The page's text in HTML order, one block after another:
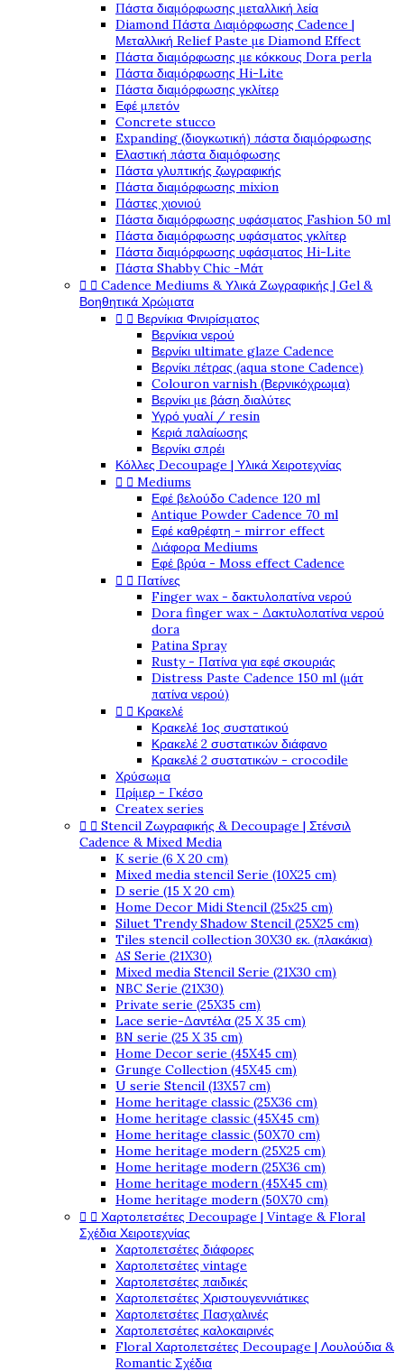
Πάστα διαμόρφωσης μεταλλική λεία
Diamond Πάστα Διαμόρφωσης Cadence |
Μεταλλική Relief Paste με Diamond Effect
Πάστα διαμόρφωσης με κόκκους Dora perla
Πάστα διαμόρφωσης Hi-Lite
Πάστα διαμόρφωσης γκλίτερ
Εφέ μπετόν
Concrete stucco
Expanding (διογκωτική) πάστα διαμόρφωσης
Ελαστική πάστα διαμόφωσης
Πάστα γλυπτικής ζωγραφικής
Πάστα διαμόρφωσης mixion
Πάστες χιονιού
Πάστα διαμόρφωσης υφάσματος Fashion 50 ml
Πάστα διαμόρφωσης υφάσματος γκλίτερ
Πάστα διαμόρφωσης υφάσματος Hi-Lite
Πάστα Shabby Chic -Μάτ
  Cadence Mediums & Υλικά Ζωγραφικής | Gel &
Βοηθητικά Χρώματα
  Βερνίκια Φινιρίσματος
Βερνίκια νερού
Βερνίκι ultimate glaze Cadence
Βερνίκι πέτρας (aqua stone Cadence)
Colouron varnish (Βερνικόχρωμα)
Βερνίκι με βάση διαλύτες
Υγρό γυαλί / resin
Κεριά παλαίωσης
Βερνίκι σπρέι
Κόλλες Decoupage | Υλικά Χειροτεχνίας
  Mediums
Εφέ βελούδο Cadence 120 ml
Antique Powder Cadence 70 ml
Εφέ καθρέφτη - mirror effect
Διάφορα Mediums
Εφέ βρύα - Moss effect Cadence
  Πατίνες
Finger wax - δακτυλοπατίνα νερού
Dora finger wax - Δακτυλοπατίνα νερού
dora
Patina Spray
Rusty - Πατίνα για εφέ σκουριάς
Distress Paste Cadence 150 ml (μάτ
πατίνα νερού)
  Κρακελέ
Κρακελέ 1ος συστατικού
Κρακελέ 2 συστατικών διάφανο
Κρακελέ 2 συστατικών - crocodile
Χρύσωμα
Πρίμερ - Γκέσο
Createx series
  Stencil Ζωγραφικής & Decoupage | Στένσιλ
Cadence & Mixed Media
K serie (6 X 20 cm)
Mixed media stencil Serie (10X25 cm)
D serie (15 X 20 cm)
Home Decor Midi Stencil (25x25 cm)
Siluet Trendy Shadow Stencil (25X25 cm)
Tiles stencil collection 30X30 εκ. (πλακάκια)
AS Serie (21X30)
Mixed media Stencil Serie (21X30 cm)
NBC Serie (21X30)
Private serie (25X35 cm)
Lace serie-Δαντέλα (25 X 35 cm)
BN serie (25 X 35 cm)
Home Decor serie (45X45 cm)
Grunge Collection (45X45 cm)
U serie Stencil (13X57 cm)
Home heritage classic (25X36 cm)
Home heritage classic (45X45 cm)
Home heritage classic (50X70 cm)
Home heritage modern (25X25 cm)
Home heritage modern (25X36 cm)
Home heritage modern (45X45 cm)
Home heritage modern (50X70 cm)
  Χαρτοπετσέτες Decoupage | Vintage & Floral
Σχέδια Χειροτεχνίας
Χαρτοπετσέτες διάφορες
Χαρτοπετσέτες vintage
Χαρτοπετσέτες παιδικές
Χαρτοπετσέτες Χριστουγεννιάτικες
Χαρτοπετσέτες Πασχαλινές
Χαρτοπετσέτες καλοκαιρινές
Floral Χαρτοπετσέτες Decoupage | Λουλούδια &
Romantic Σχέδια